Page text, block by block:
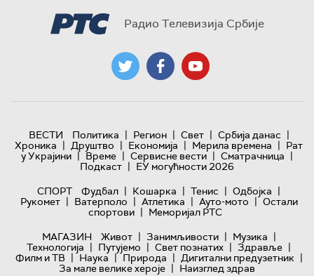
Радио Телевизија Србије
ВЕСТИ Политика | Регион | Свет | Србија данас |
Хроника | Друштво | Економија | Мерила времена | Рат
у Украјини | Време | Сервисне вести | Сматрачница |
Подкаст | ЕУ могућности 2026
СПОРТ
Фудбал | Кошарка | Тенис | Одбојка |
Рукомет | Ватерполо | Атлетика | Ауто-мото | Остали
спортови | Меморијал РТС
МАГАЗИН
Живот | Занимљивости | Музика |
Технологијa | Путујемо | Свет познатих | Здравље |
Филм и ТВ | Наука | Природа | Дигитални предузетник |
За мале велике хероје | Наизглед здрав